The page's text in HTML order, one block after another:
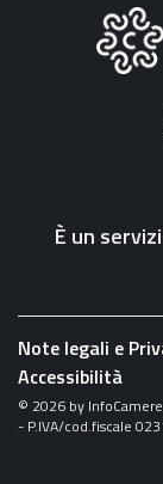
"Fattura
È un
Note legali e
Accessibilità
© 2026 by
- P.IVA/cod.fiscale